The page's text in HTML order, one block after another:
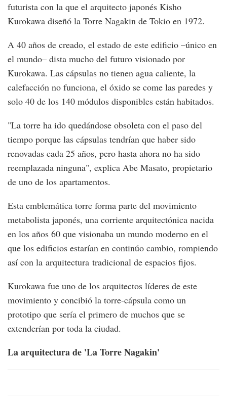
futurista con la que el arquitecto japonés Kisho
Kurokawa diseñó la Torre Nagakin de Tokio en 1972.
A 40 años de creado, el estado de este edificio –único en
el mundo– dista mucho del futuro visionado por
Kurokawa. Las cápsulas no tienen agua caliente, la
calefacción no funciona, el óxido se come las paredes y
solo 40 de los 140 módulos disponibles están habitados.
"La torre ha ido quedándose obsoleta con el paso del
tiempo porque las cápsulas tendrían que haber sido
renovadas cada 25 años, pero hasta ahora no ha sido
reemplazada ninguna", explica Abe Masato, propietario
de uno de los apartamentos.
Esta emblemática torre forma parte del movimiento
metabolista japonés, una corriente arquitectónica nacida
en los años 60 que visionaba un mundo moderno en el
que los edificios estarían en continúo cambio, rompiendo
así con la arquitectura tradicional de espacios fijos.
Kurokawa fue uno de los arquitectos líderes de este
movimiento y concibió la torre-cápsula como un
prototipo que sería el primero de muchos que se
extenderían por toda la ciudad.
La arquitectura de 'La Torre Nagakin'